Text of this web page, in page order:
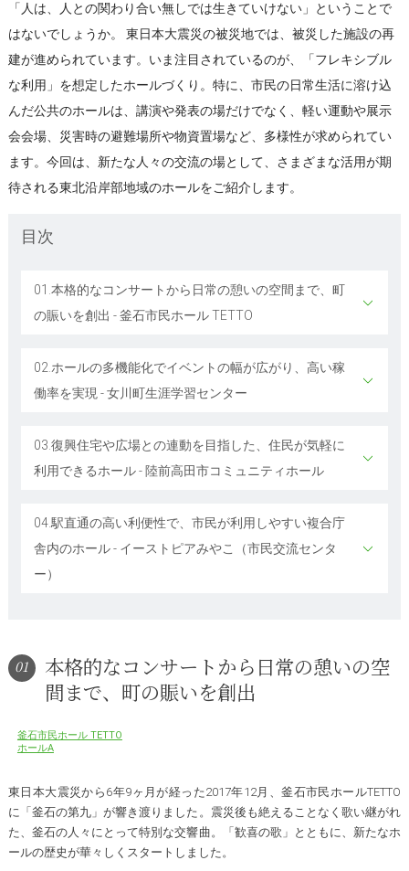
「人は、人との関わり合い無しでは生きていけない」ということで
はないでしょうか。 東日本大震災の被災地では、被災した施設の再
建が進められています。いま注目されているのが、「フレキシブル
な利用」を想定したホールづくり。特に、市民の日常生活に溶け込
んだ公共のホールは、講演や発表の場だけでなく、軽い運動や展示
会会場、災害時の避難場所や物資置場など、多様性が求められてい
ます。今回は、新たな人々の交流の場として、さまざまな活用が期
待される東北沿岸部地域のホールをご紹介します。
目次
01.本格的なコンサートから日常の憩いの空間まで、町
の賑いを創出 - 釜石市民ホール TETTO
02.ホールの多機能化でイベントの幅が広がり、高い稼
働率を実現 - 女川町生涯学習センター
03.復興住宅や広場との連動を目指した、住民が気軽に
利用できるホール - 陸前高田市コミュニティホール
04.駅直通の高い利便性で、市民が利用しやすい複合庁
舎内のホール - イーストピアみやこ（市民交流センタ
ー）
01
本格的なコンサートから日常の憩いの空
間まで、町の賑いを創出
釜石市民ホール TETTO
ホールA
東日本大震災から6年9ヶ月が経った2017年12月、釜石市民ホールTETTO
に「釜石の第九」が響き渡りました。震災後も絶えることなく歌い継がれ
た、釜石の人々にとって特別な交響曲。「歓喜の歌」とともに、新たなホ
ールの歴史が華々しくスタートしました。